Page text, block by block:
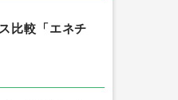
比較「エネチ